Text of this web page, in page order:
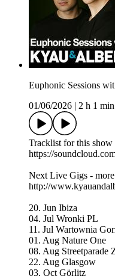
Euphonic Sessions
01/06/2026
2 h 1 min
Tracklist for this show
https://
Next Live Gigs - more
http://
20. Jun Ibiza
04. Jul Wronki PL
11. Jul Wartownia
01. Aug Nature One
08. Aug Streetparade
22. Aug Glasgow
03. Oct Görlitz